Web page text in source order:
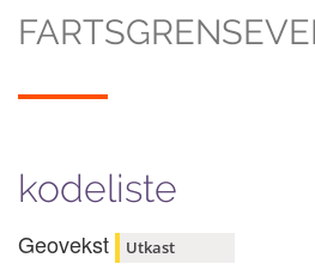
kodeliste
Geovekst Utkast